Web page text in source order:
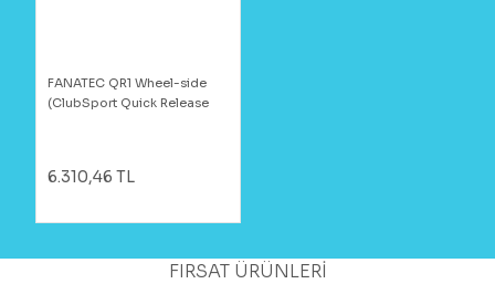
FANATEC QR1 Wheel-side
(ClubSport Quick Release
6.310,46 TL
FIRSAT ÜRÜNLERİ